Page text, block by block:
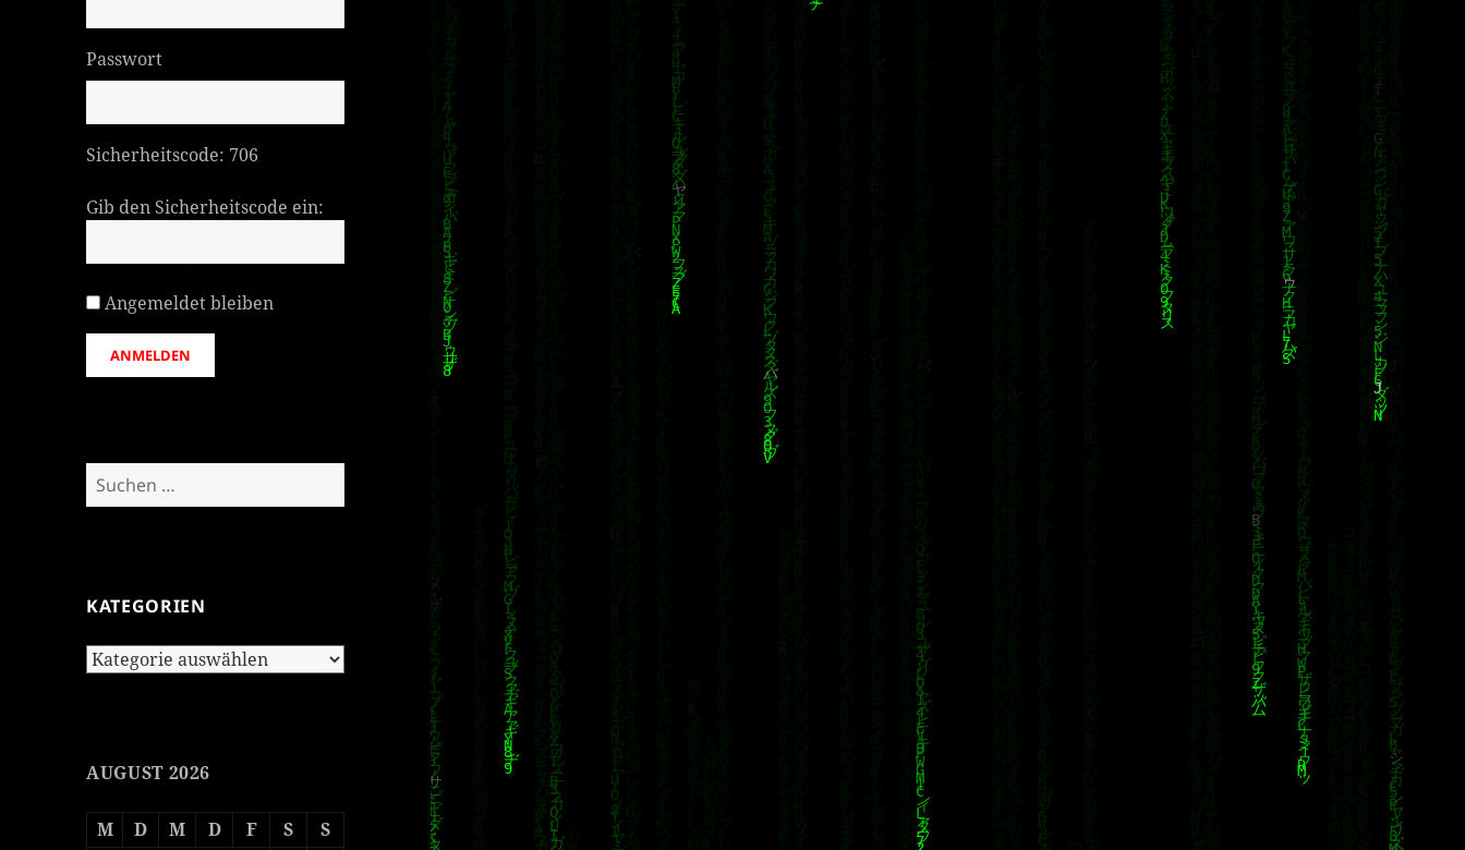
Passwort
Sicherheitscode: 706
Gib den Sicherheitscode ein:
Angemeldet bleiben
ANMELDEN
Suchen
nach:
KATEGORIEN
Kategorien
AUGUST 2026
M D M D F S
S